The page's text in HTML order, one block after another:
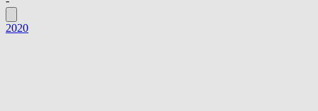
2020